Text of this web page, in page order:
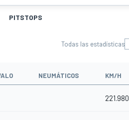
PITSTOPS
Todas las estadísticas
NEUMÁTICOS KM/H
221.980